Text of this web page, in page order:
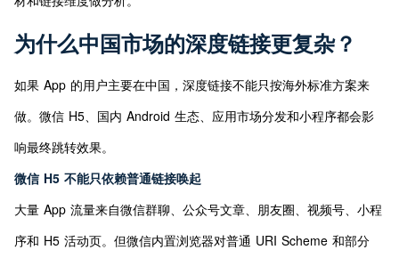
为什么中国市场的深度链接更复杂？
如果 App 的用户主要在中国，深度链接不能只按海外标准方案来
做。微信 H5、国内 Android 生态、应用市场分发和小程序都会影
响最终跳转效果。
微信 H5 不能只依赖普通链接唤起
大量 App 流量来自微信群聊、公众号文章、朋友圈、视频号、小程
序和 H5 活动页。但微信内置浏览器对普通 URI Scheme 和部分